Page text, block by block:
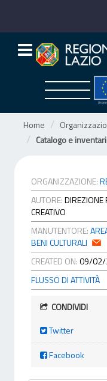
Home
Catalogo e
ORGANIZZAZIONE:
AUTORE:DIREZIONE
CREATIVO
MANUTENTORE:
BENI CULTURALI
CREATED ON:09/
FLUSSO DI ATTIVITÀ
CONDIVIDI
Twitter
Facebook